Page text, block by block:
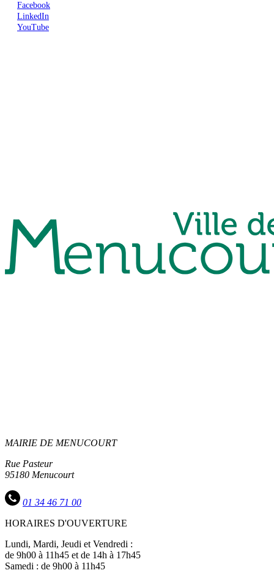
Facebook
LinkedIn
YouTube
MAIRIE DE MENUCOURT
Rue Pasteur
95180 Menucourt
01 34 46 71 00
HORAIRES D'OUVERTURE
Lundi, Mardi, Jeudi et Vendredi :
de 9h00 à 11h45 et de 14h à 17h45
Samedi : de 9h00 à 11h45